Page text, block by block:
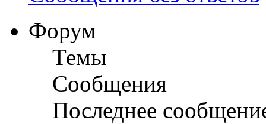
Форум
Темы
Сообщения
Последнее